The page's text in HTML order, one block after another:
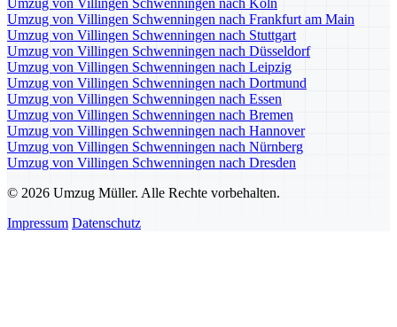
Umzug von Villingen Schwenningen nach Köln
Umzug von Villingen Schwenningen nach Frankfurt am Main
Umzug von Villingen Schwenningen nach Stuttgart
Umzug von Villingen Schwenningen nach Düsseldorf
Umzug von Villingen Schwenningen nach Leipzig
Umzug von Villingen Schwenningen nach Dortmund
Umzug von Villingen Schwenningen nach Essen
Umzug von Villingen Schwenningen nach Bremen
Umzug von Villingen Schwenningen nach Hannover
Umzug von Villingen Schwenningen nach Nürnberg
Umzug von Villingen Schwenningen nach Dresden
© 2026 Umzug Müller. Alle Rechte vorbehalten.
Impressum Datenschutz